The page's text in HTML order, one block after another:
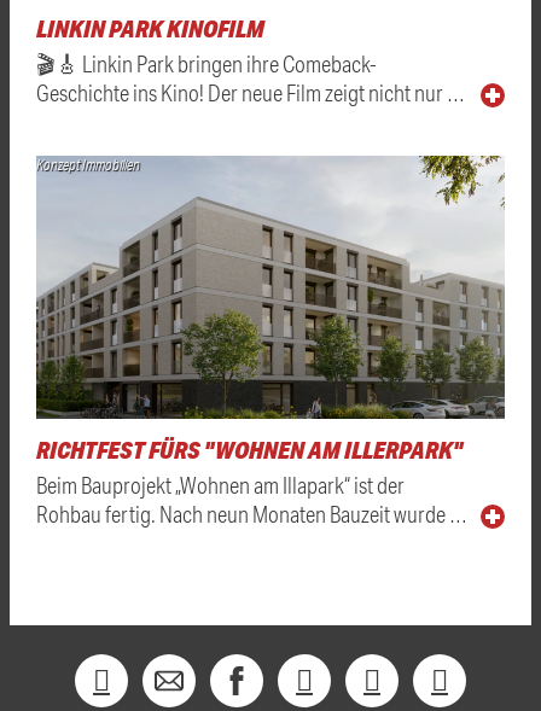
LINKIN PARK KINOFILM
🎬🎸 Linkin Park bringen ihre Comeback-
Geschichte ins Kino! Der neue Film zeigt nicht nur …
Konzept Immobilien
RICHTFEST FÜRS "WOHNEN AM ILLERPARK"
Beim Bauprojekt „Wohnen am Illapark“ ist der
Rohbau fertig. Nach neun Monaten Bauzeit wurde …